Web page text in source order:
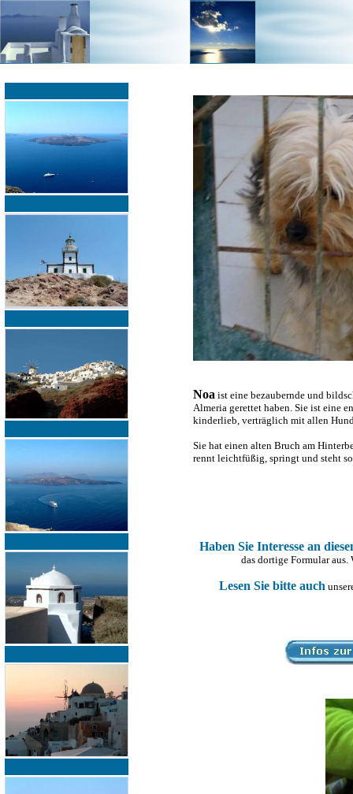
Noa ist eine bezaubernde und
Almeria gerettet haben. Sie ist eine
kinderlieb, verträglich mit allen
Sie hat einen alten Bruch am
rennt leichtfüßig, springt und steht
Haben Sie Interesse an
das dortige Formular
Lesen Sie bitte auch